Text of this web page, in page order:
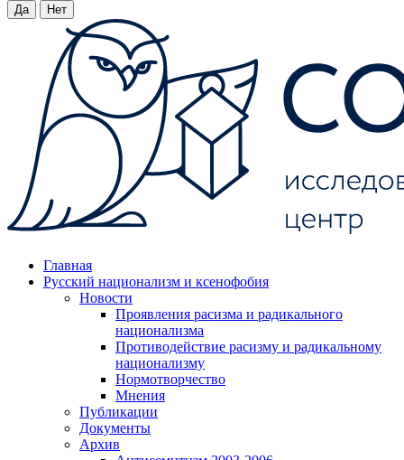
Да Нет
Главная
Русский национализм и ксенофобия
Новости
Проявления расизма и радикального
национализма
Противодействие расизму и радикальному
национализму
Нормотворчество
Мнения
Публикации
Документы
Архив